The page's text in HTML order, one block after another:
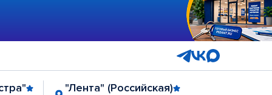
"Лента" (Российская)